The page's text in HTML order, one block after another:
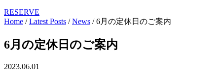
RESERVE
Home /Latest Posts /News /6月の定休日のご案内
6月の定休日のご案内
2023.06.01